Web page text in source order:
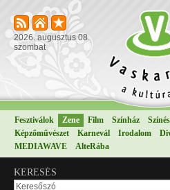
2026. augusztus 08.
szombat
Fesztiválok Zene Film Színház
Képzőművészet
Karnevál Irodalom
MEDIAWAVE
AlteRába
KERESÉS